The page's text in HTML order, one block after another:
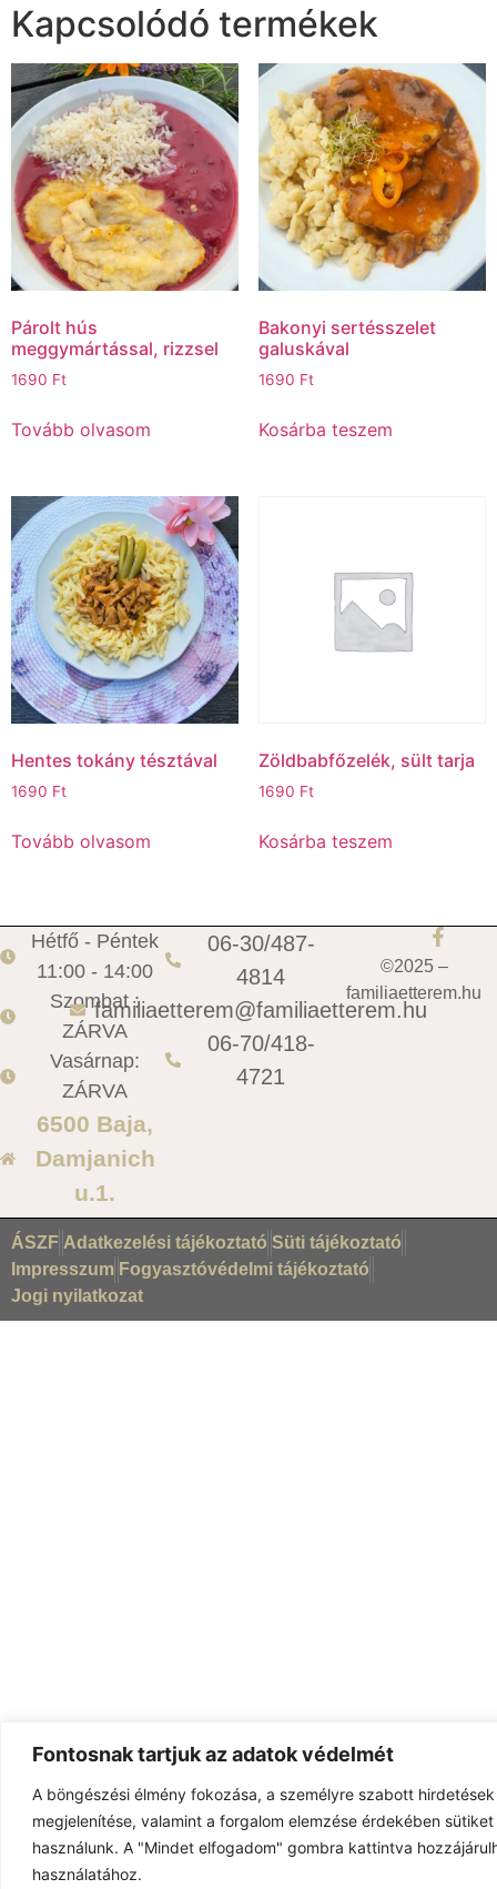
Fontosnak tartjuk az adatok védelmét
A böngészési élmény fokozása, a személyre szabott
megjelenítése, valamint a forgalom elemzése érdekében
használunk. A "Mindet elfogadom" gombra kattintva
használatához.
Kapcsolódó termékek
Párolt hús
meggymártással, rizzsel
1690 Ft
Tovább olvasom
Bakonyi sertésszelet
galuskával
1690 Ft
Kosárba teszem
Hentes tokány tésztával
1690 Ft
Tovább olvasom
Zöldbabfőzelék, sült tarja
1690 Ft
Kosárba teszem
Hétfő - Péntek
11:00 - 14:00
Szombat :
ZÁRVA
Vasárnap:
ZÁRVA
6500 Baja,
Damjanich
u.1.
06-30/487-
4814
familiaetterem@familiaetterem.hu
06-70/418-
4721
©2025 –
familiaetterem.hu
ÁSZF Adatkezelési tájékoztató Süti tájékoztató
Impresszum Fogyasztóvédelmi tájékoztató
Jogi nyilatkozat